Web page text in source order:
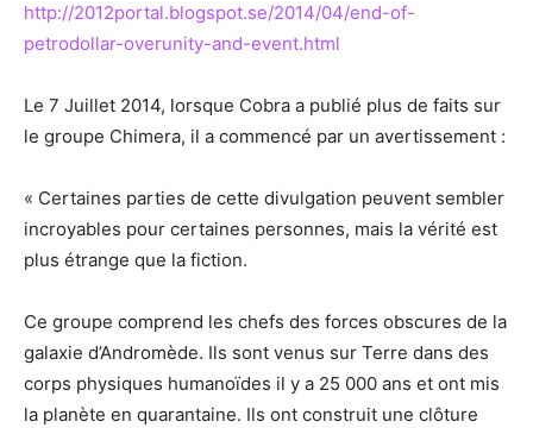
http://2012portal.blogspot.se/2014/04/end-of-
petrodollar-overunity-and-event.html
Le 7 Juillet 2014, lorsque Cobra a publié plus de faits sur
le groupe Chimera, il a commencé par un avertissement :
« Certaines parties de cette divulgation peuvent sembler
incroyables pour certaines personnes, mais la vérité est
plus étrange que la fiction.
Ce groupe comprend les chefs des forces obscures de la
galaxie d’Andromède. Ils sont venus sur Terre dans des
corps physiques humanoïdes il y a 25 000 ans et ont mis
la planète en quarantaine. Ils ont construit une clôture